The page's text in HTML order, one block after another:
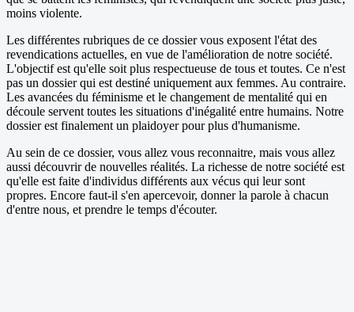
moins violente.
Les différentes rubriques de ce dossier vous exposent l'état des
revendications actuelles, en vue de l'amélioration de notre société.
L'objectif est qu'elle soit plus respectueuse de tous et toutes. Ce n'est
pas un dossier qui est destiné uniquement aux femmes. Au contraire.
Les avancées du féminisme et le changement de mentalité qui en
découle servent toutes les situations d'inégalité entre humains. Notre
dossier est finalement un plaidoyer pour plus d'humanisme.
Au sein de ce dossier, vous allez vous reconnaitre, mais vous allez
aussi découvrir de nouvelles réalités. La richesse de notre société est
qu'elle est faite d'individus différents aux vécus qui leur sont
propres. Encore faut-il s'en apercevoir, donner la parole à chacun
d'entre nous, et prendre le temps d'écouter.